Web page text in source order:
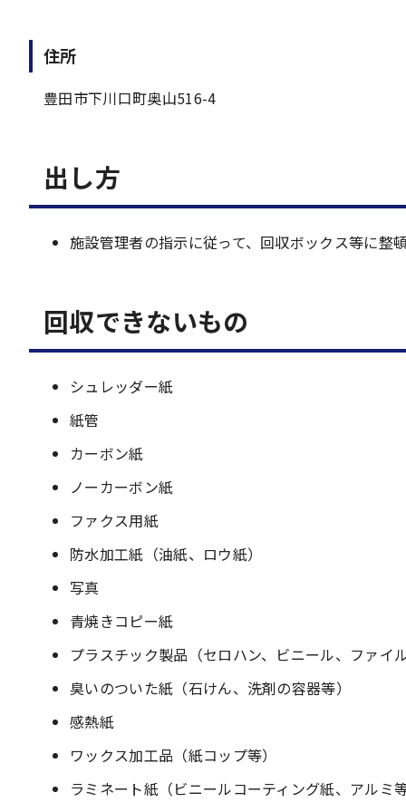
住所
豊田市下川口町奥山516-4
出し方
施設管理者の指示に従って、回収ボックス等に整
回収できないもの
シュレッダー紙
紙管
カーボン紙
ノーカーボン紙
ファクス用紙
防水加工紙（油紙、ロウ紙）
写真
青焼きコピー紙
プラスチック製品（セロハン、ビニール、ファイル
臭いのついた紙（石けん、洗剤の容器等）
感熱紙
ワックス加工品（紙コップ等）
ラミネート紙（ビニールコーティング紙、アルミ等